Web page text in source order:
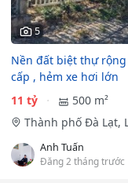
5
Nền đất biệt thự
cấp , hẻm xe hơi lớn
11 tỷ
500 m²
Thành phố Đà Lạt,
Anh Tuấn
Đăng 2 tháng trước